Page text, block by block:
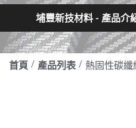
埔豐新技材料 - 產品介
首頁 產品列表 熱固性碳